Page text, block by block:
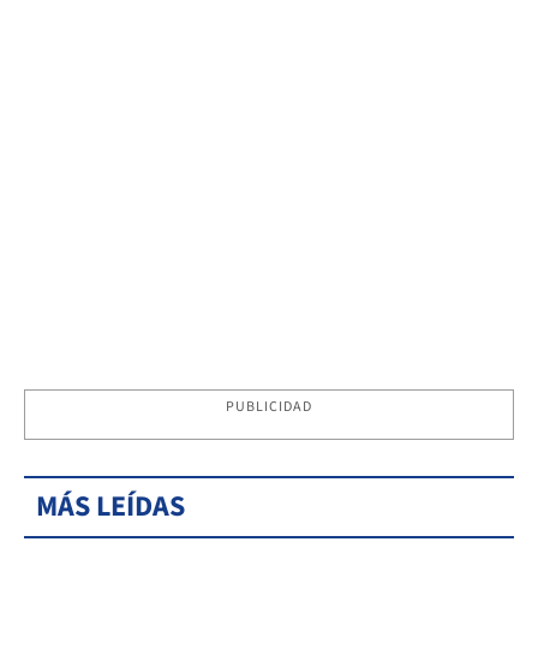
PUBLICIDAD
MÁS LEÍDAS